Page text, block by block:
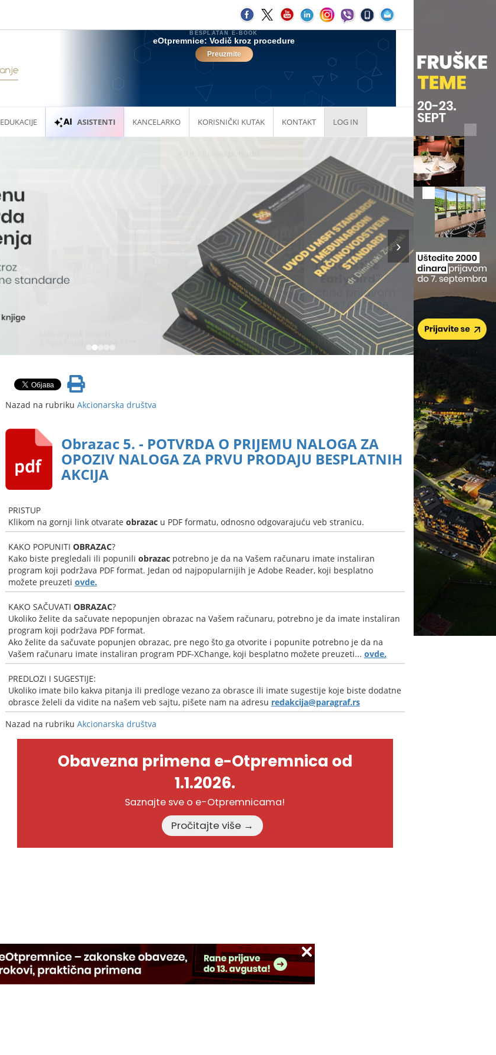
EDUKACIJE ASISTENTI KANCELARKO KORISNIČKI KUTAK KONTAKT LOG IN
Nazad na rubriku Akcionarska društva
Obrazac 5. - POTVRDA O PRIJEMU NALOGA ZA
OPOZIV NALOGA ZA PRVU PRODAJU BESPLATNIH
AKCIJA
PRISTUP
Klikom na gornji link otvarate obrazacu PDF formatu, odnosno odgovarajuću veb stranicu.
KAKO POPUNITI OBRAZAC?
Kako biste pregledali ili popunili obrazacpotrebno je da na Vašem računaru imate instaliran
program koji podržava PDF format. Jedan od najpopularnijih je Adobe Reader, koji besplatno
možete preuzeti ovde.
KAKO SAČUVATI OBRAZAC?
Ukoliko želite da sačuvate nepopunjen obrazac na Vašem računaru, potrebno je da imate instaliran
program koji podržava PDF format.
Ako želite da sačuvate popunjen obrazac, pre nego što ga otvorite i popunite potrebno je da na
Vašem računaru imate instaliran program PDF-XChange, koji besplatno možete preuzeti... ovde.
PREDLOZI I SUGESTIJE:
Ukoliko imate bilo kakva pitanja ili predloge vezano za obrasce ili imate sugestije koje biste dodatne
obrasce želeli da vidite na našem veb sajtu, pišete nam na adresu redakcija@paragraf.rs
Nazad na rubriku Akcionarska društva
Obavezna primena e-Otpremnica od
1.1.2026.
Saznajte sve o e-Otpremnicama!
Pročitajte više →